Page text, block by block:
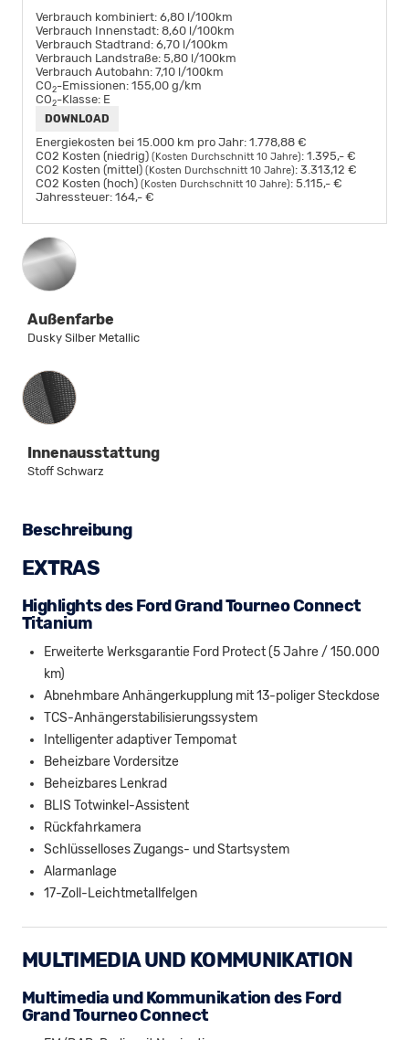
Verbrauch kombiniert: 6,80 l/100km
Verbrauch Innenstadt: 8,60 l/100km
Verbrauch Stadtrand: 6,70 l/100km
Verbrauch Landstraße: 5,80 l/100km
Verbrauch Autobahn: 7,10 l/100km
CO2-Emissionen: 155,00 g/km
CO2-Klasse: E
DOWNLOAD
Energiekosten bei 15.000 km pro Jahr: 1.778,88 €
CO2 Kosten (niedrig) (Kosten Durchschnitt 10 Jahre): 1.395,- €
CO2 Kosten (mittel) (Kosten Durchschnitt 10 Jahre): 3.313,12 €
CO2 Kosten (hoch) (Kosten Durchschnitt 10 Jahre): 5.115,- €
Jahressteuer: 164,- €
Außenfarbe
Dusky Silber Metallic
Innenausstattung
Innenausstattung
Stoff Schwarz
Beschreibung
EXTRAS
Highlights des Ford Grand Tourneo Connect
Titanium
Erweiterte Werksgarantie Ford Protect (5 Jahre / 150.000
km)
Abnehmbare Anhängerkupplung mit 13-poliger Steckdose
TCS-Anhängerstabilisierungssystem
Intelligenter adaptiver Tempomat
Beheizbare Vordersitze
Beheizbares Lenkrad
BLIS Totwinkel-Assistent
Rückfahrkamera
Schlüsselloses Zugangs- und Startsystem
Alarmanlage
17-Zoll-Leichtmetallfelgen
MULTIMEDIA UND KOMMUNIKATION
Multimedia und Kommunikation des Ford
Grand Tourneo Connect